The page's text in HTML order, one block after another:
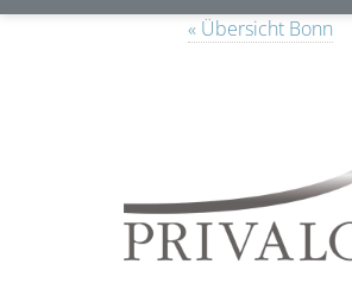
« Übersicht Bonn